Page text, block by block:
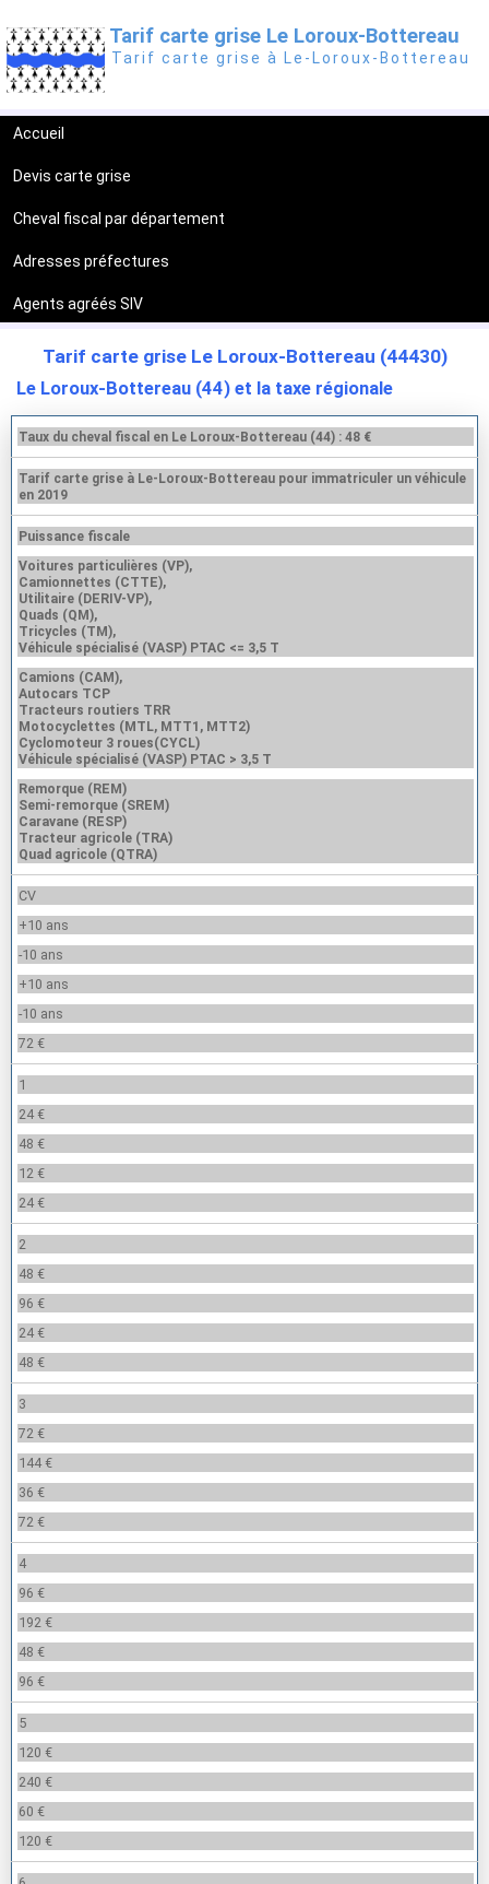
Tarif carte grise Le Loroux-Bottereau
Tarif carte grise à Le-Loroux-Bottereau
Accueil
Devis carte grise
Cheval fiscal par département
Adresses préfectures
Agents agréés SIV
Tarif carte grise Le Loroux-Bottereau (44430)
Le Loroux-Bottereau (44) et la taxe régionale
Taux du cheval fiscal en Le Loroux-Bottereau (44) : 48 €
Tarif carte grise à Le-Loroux-Bottereau pour immatriculer un véhicule
en 2019
Puissance fiscale
Voitures particulières (VP),
Camionnettes (CTTE),
Utilitaire (DERIV-VP),
Quads (QM),
Tricycles (TM),
Véhicule spécialisé (VASP) PTAC <= 3,5 T
Camions (CAM),
Autocars TCP
Tracteurs routiers TRR
Motocyclettes (MTL, MTT1, MTT2)
Cyclomoteur 3 roues(CYCL)
Véhicule spécialisé (VASP) PTAC > 3,5 T
Remorque (REM)
Semi-remorque (SREM)
Caravane (RESP)
Tracteur agricole (TRA)
Quad agricole (QTRA)
CV
+10 ans
-10 ans
+10 ans
-10 ans
72 €
1
24 €
48 €
12 €
24 €
2
48 €
96 €
24 €
48 €
3
72 €
144 €
36 €
72 €
4
96 €
192 €
48 €
96 €
5
120 €
240 €
60 €
120 €